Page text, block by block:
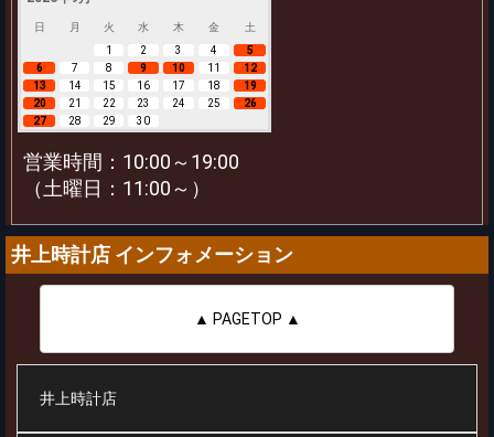
日 月 火 水 木 金
土
1
2 3 4
5
6
7 8 9 10 11
12
13
14 15 16 17 18
19
20
21 22 23 24 25
26
27
28 29 30
営業時間：10:00～19:00
（土曜日：11:00～）
井上時計店 インフォメーション
▲ PAGETOP ▲
井上時計店